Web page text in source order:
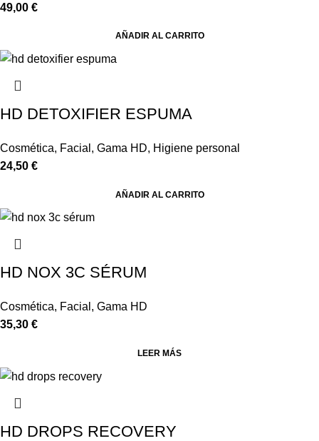
49,00 €
AÑADIR AL CARRITO
HD DETOXIFIER ESPUMA
Cosmética, Facial , Gama HD, Higiene personal
24,50 €
AÑADIR AL CARRITO
HD NOX 3C SÉRUM
Cosmética, Facial , Gama HD
35,30 €
LEER MÁS
HD DROPS RECOVERY